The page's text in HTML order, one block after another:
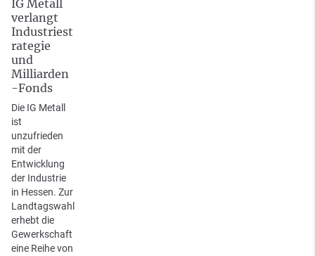
IG Metall
verlangt
Industriest
rategie
und
Milliarden
-Fonds
Die IG Metall
ist
unzufrieden
mit der
Entwicklung
der Industrie
in Hessen. Zur
Landtagswahl
erhebt die
Gewerkschaft
eine Reihe von